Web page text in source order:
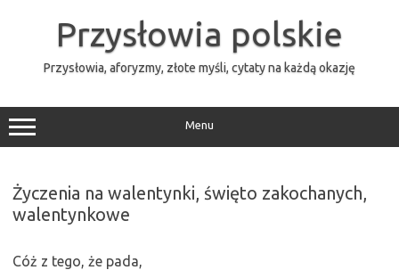
Przysłowia polskie
Przysłowia, aforyzmy, złote myśli, cytaty na każdą okazję
Menu
Życzenia na walentynki, święto zakochanych,
walentynkowe
Cóż z tego, że pada,